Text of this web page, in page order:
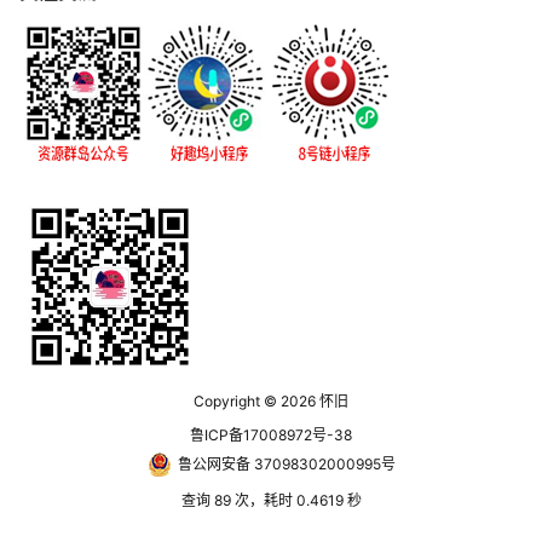
Copyright © 2026 怀旧
鲁ICP备17008972号-38
鲁公网安备 37098302000995号
查询 89 次，耗时 0.4619 秒